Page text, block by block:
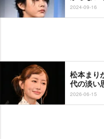
2024-09-16
松本まり
代の淡い
2026-06-15